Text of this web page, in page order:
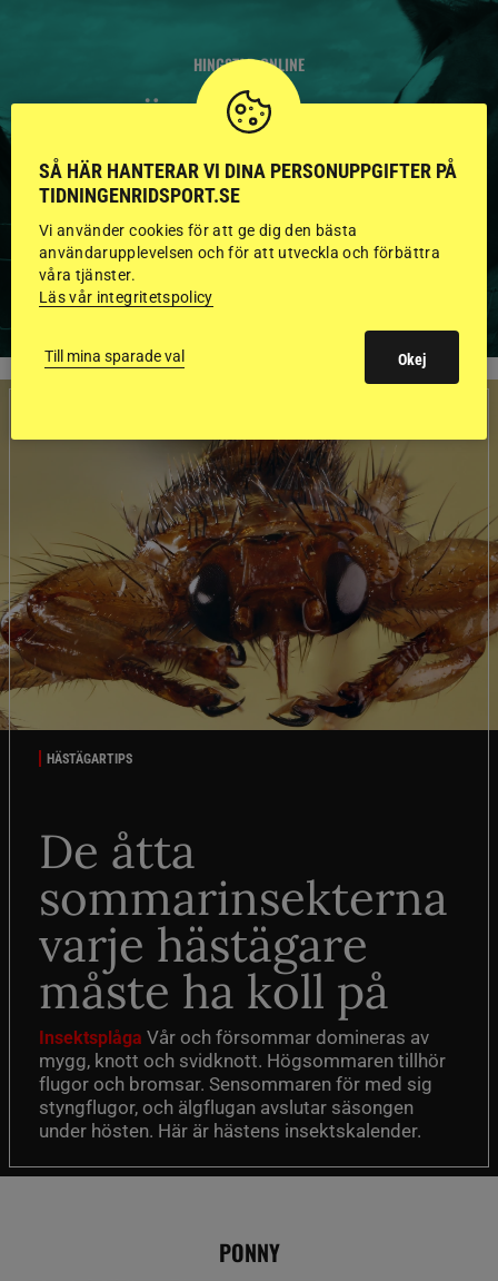
HINGSTAR ONLINE
GODKÄNDA HINGSTAR I
FLERA KATEGORIER MED
BILDER OCH FAKTA
VISA ALLA HINGSTAR
HÄSTÄGARTIPS
De åtta
sommarinsekterna
varje hästägare
måste ha koll på
Insektsplåga Vår och försommar domineras av
mygg, knott och svidknott. Högsommaren tillhör
flugor och bromsar. Sensommaren för med sig
styngflugor, och älgflugan avslutar säsongen
under hösten. Här är hästens insektskalender.
PONNY
SÅ HÄR HANTERAR VI DINA PERSONUPPGIFTER PÅ
TIDNINGENRIDSPORT.SE
Vi använder cookies för att ge dig den bästa
användarupplevelsen och för att utveckla och förbättra
våra tjänster.
Läs vår integritetspolicy
Till mina sparade val Okej